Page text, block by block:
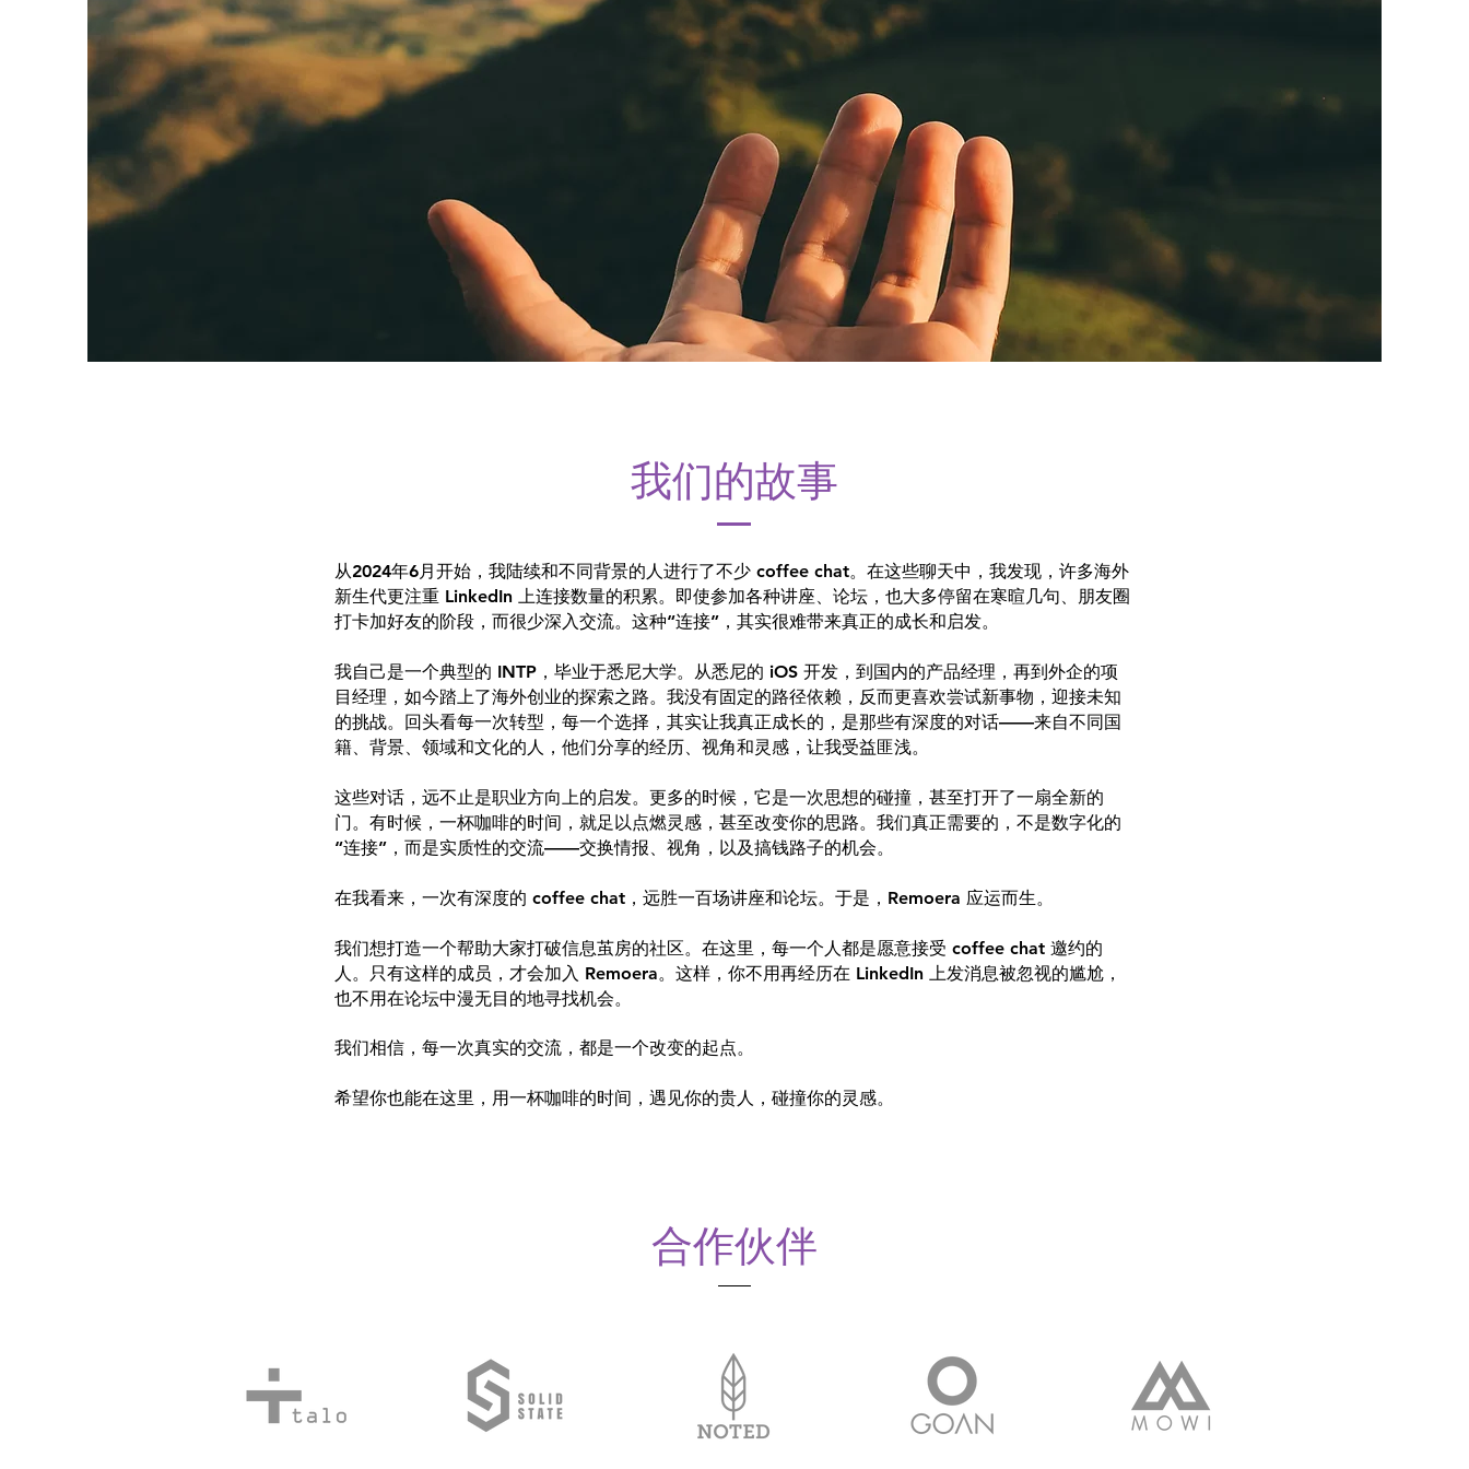
​我们的故事
从2024年6月开始，我陆续和不同背景的人进行了不少 coffee chat。在这些聊天中，我发现，许多海外
新生代更注重 LinkedIn 上连接数量的积累。即使参加各种讲座、论坛，也大多停留在寒暄几句、朋友圈
打卡加好友的阶段，而很少深入交流。这种“连接”，其实很难带来真正的成长和启发。
我自己是一个典型的 INTP，毕业于悉尼大学。从悉尼的 iOS 开发，到国内的产品经理，再到外企的项
目经理，如今踏上了海外创业的探索之路。我没有固定的路径依赖，反而更喜欢尝试新事物，迎接未知
的挑战。回头看每一次转型，每一个选择，其实让我真正成长的，是那些有深度的对话——来自不同国
籍、背景、领域和文化的人，他们分享的经历、视角和灵感，让我受益匪浅。
这些对话，远不止是职业方向上的启发。更多的时候，它是一次思想的碰撞，甚至打开了一扇全新的
门。有时候，一杯咖啡的时间，就足以点燃灵感，甚至改变你的思路。我们真正需要的，不是数字化的
“连接”，而是实质性的交流——交换情报、视角，以及搞钱路子的机会。
在我看来，一次有深度的 coffee chat，远胜一百场讲座和论坛。于是，Remoera 应运而生。
我们想打造一个帮助大家打破信息茧房的社区。在这里，每一个人都是愿意接受 coffee chat 邀约的
人。只有这样的成员，才会加入 Remoera。这样，你不用再经历在 LinkedIn 上发消息被忽视的尴尬，
也不用在论坛中漫无目的地寻找机会。
我们相信，每一次真实的交流，都是一个改变的起点。
希望你也能在这里，用一杯咖啡的时间，遇见你的贵人，碰撞你的灵感。
合作伙伴